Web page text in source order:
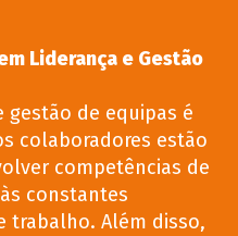
Liderança e Gestão
gestão de equipas é
colaboradores estão
competências de
constantes
trabalho. Além disso,